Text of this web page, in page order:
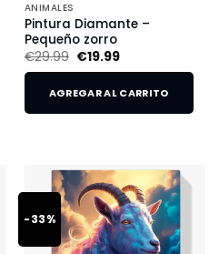
ANIMALES
Pintura Diamante –
Pequeño zorro
€29.99 €19.99
AGREGAR AL CARRITO
-33%